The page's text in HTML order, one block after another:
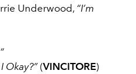
Underwood, “I’m
Okay?”(VINCITORE)